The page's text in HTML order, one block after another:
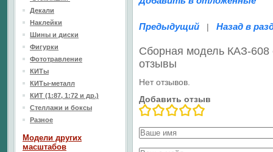
Предыдущий | Назад в
Сборная модель КАЗ-
отзывы
Нет отзывов.
Добавить отзыв
Декали
Наклейки
Шины и диски
Фигурки
Фототравление
КИТы
КИТы-металл
КИТ (1:87, 1:72 и др.)
Стеллажи и боксы
Разное
Модели других
масштабов